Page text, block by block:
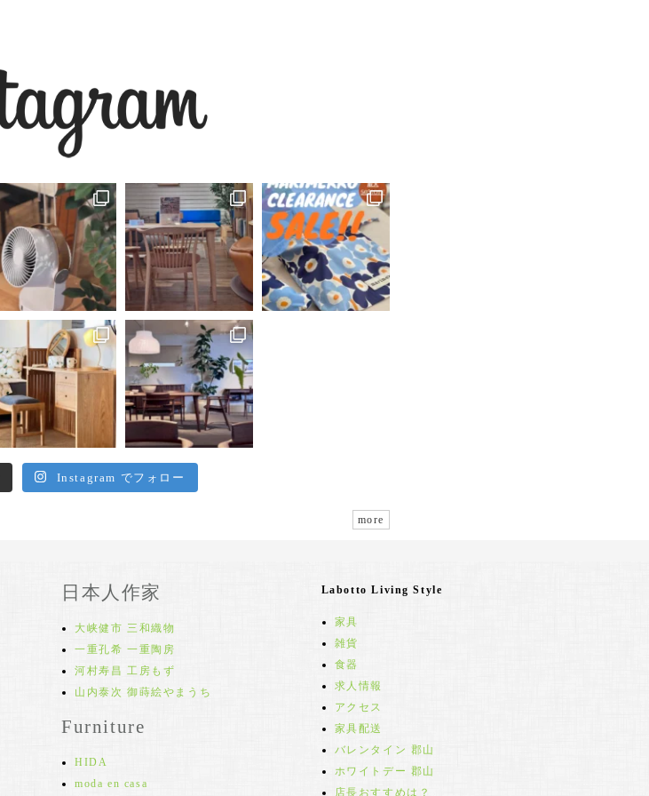
Instagram でフォロー
more
日本人作家
大峡健市 三和織物
一重孔希 一重陶房
河村寿昌 工房もず
山内泰次 御蒔絵やまうち
Furniture
HIDA
moda en casa
Labotto Living Style
家具
雑貨
食器
求人情報
アクセス
家具配送
バレンタイン 郡山
ホワイトデー 郡山
店長おすすめは？